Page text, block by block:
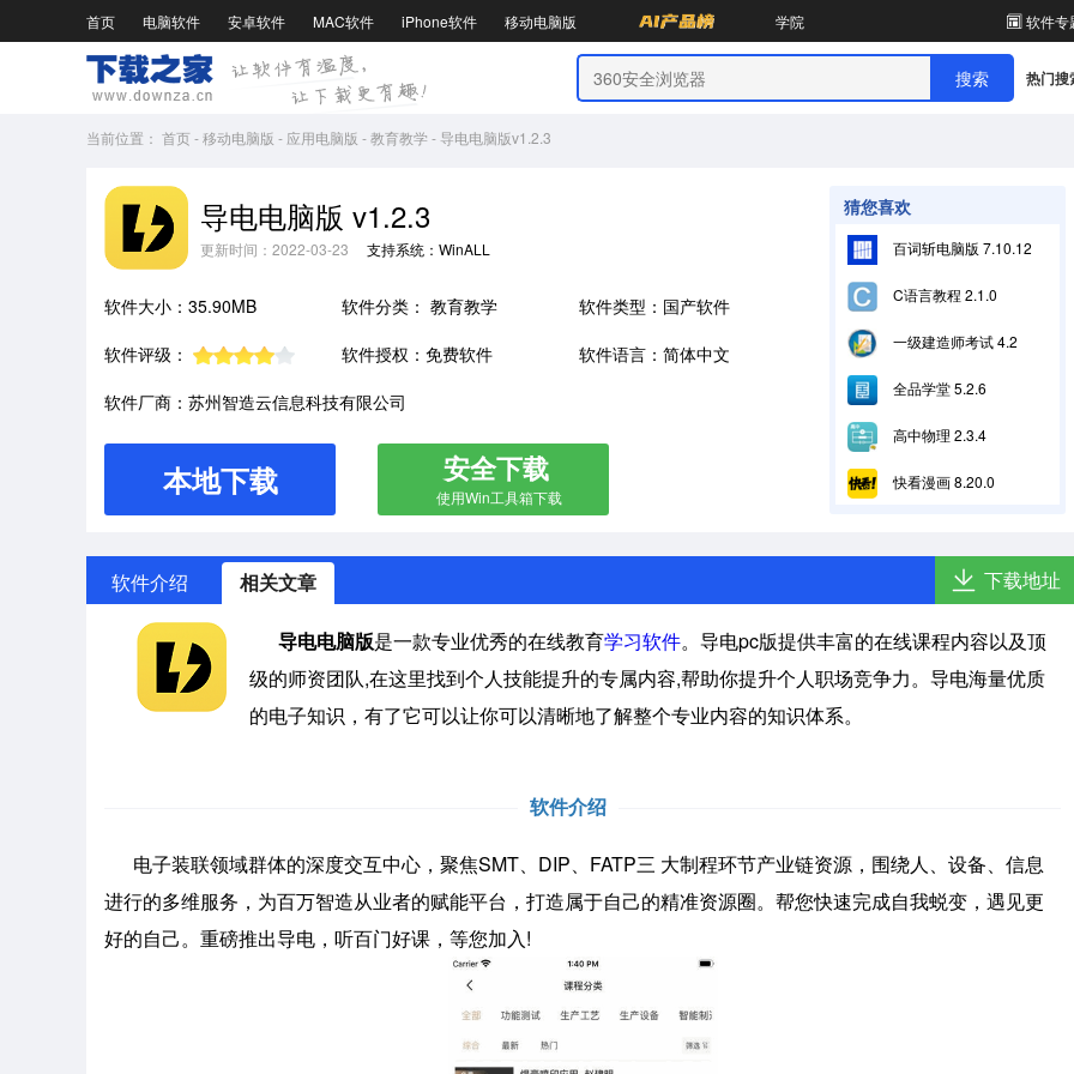
首页 电脑软件 安卓软件 MAC软件 iPhone软件 移动电脑版 学院 软件专
热门搜
当前位置： 首页-移动电脑版 - 应用电脑版 -教育教学 -导电电脑版v1.2.3
导电电脑版 v1.2.3
更新时间：2022-03-23 支持系统：WinALL
软件大小：35.90MB 软件分类： 教育教学
软件类型：国产软件
软件评级：
软件授权：免费软件
软件语言：简体中文
软件厂商：苏州智造云信息科技有限公司
本地下载 安全下载
使用Win工具箱下载
猜您喜欢
百词斩电脑版 7.10.12
C语言教程 2.1.0
一级建造师考试 4.2
全品学堂 5.2.6
高中物理 2.3.4
快看漫画 8.20.0
软件介绍 相关文章 下载地址
导电电脑版是一款专业优秀的在线教育学习软件。导电pc版提供丰富的在线课程内容以及顶
级的师资团队,在这里找到个人技能提升的专属内容,帮助你提升个人职场竞争力。导电海量优质
的电子知识，有了它可以让你可以清晰地了解整个专业内容的知识体系。
软件介绍
电子装联领域群体的深度交互中心，聚焦SMT、DIP、FATP三 大制程环节产业链资源，围绕人、设备、信息
进行的多维服务，为百万智造从业者的赋能平台，打造属于自己的精准资源圈。帮您快速完成自我蜕变，遇见更
好的自己。重磅推出导电，听百门好课，等您加入!